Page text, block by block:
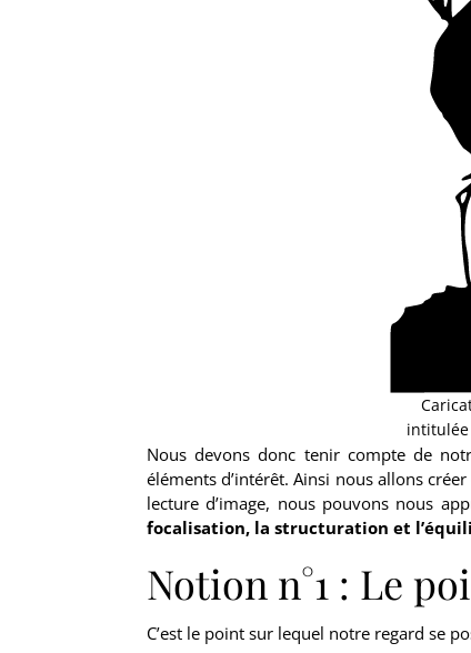
intitulée
Nous devons donc tenir compte de
éléments d’intérêt. Ainsi nous allons
lecture d’image, nous pouvons nous
focalisation, la structuration et
Notion n°1 : Le
C’est le point sur lequel notre regard se